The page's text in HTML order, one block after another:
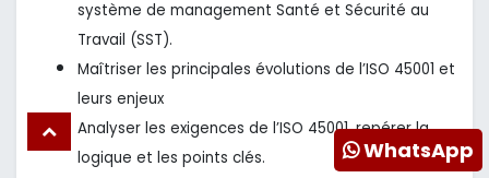
système de management Santé et Sécurité au
Travail (SST).
Maîtriser les principales évolutions de l’ISO 45001 et
leurs enjeux
Analyser les exigences de l’ISO 45001, repérer la
logique et les points clés.
WhatsApp